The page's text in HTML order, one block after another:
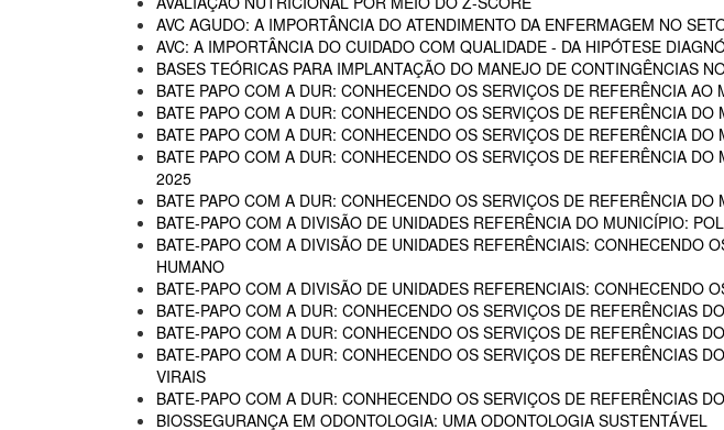
AVC AGUDO: A IMPORTÂNCIA DO ATENDIMENTO DA ENFERMAGEM NO
AVC: A IMPORTÂNCIA DO CUIDADO COM QUALIDADE - DA HIPÓTESE
BASES TEÓRICAS PARA IMPLANTAÇÃO DO MANEJO DE CONTINGÊNCIAS
BATE PAPO COM A DUR: CONHECENDO OS SERVIÇOS DE REFERÊNCIA
BATE PAPO COM A DUR: CONHECENDO OS SERVIÇOS DE REFERÊNCIA
BATE PAPO COM A DUR: CONHECENDO OS SERVIÇOS DE REFERÊNCIA
BATE PAPO COM A DUR: CONHECENDO OS SERVIÇOS DE REFERÊNCIA
2025
BATE PAPO COM A DUR: CONHECENDO OS SERVIÇOS DE REFERÊNCIA
BATE-PAPO COM A DIVISÃO DE UNIDADES REFERÊNCIA DO MUNICÍPIO:
BATE-PAPO COM A DIVISÃO DE UNIDADES REFERÊNCIAIS: CONHECENDO
HUMANO
BATE-PAPO COM A DIVISÃO DE UNIDADES REFERENCIAIS: CONHECENDO
BATE-PAPO COM A DUR: CONHECENDO OS SERVIÇOS DE REFERÊNCIAS
BATE-PAPO COM A DUR: CONHECENDO OS SERVIÇOS DE REFERÊNCIAS
BATE-PAPO COM A DUR: CONHECENDO OS SERVIÇOS DE REFERÊNCIAS
VIRAIS
BATE-PAPO COM A DUR: CONHECENDO OS SERVIÇOS DE REFERÊNCIAS
BIOSSEGURANÇA EM ODONTOLOGIA: UMA ODONTOLOGIA SUSTENTÁVEL